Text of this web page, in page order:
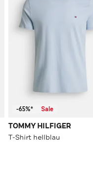
-65%* Sale
TOMMY HILFIGER
T-Shirt hellblau